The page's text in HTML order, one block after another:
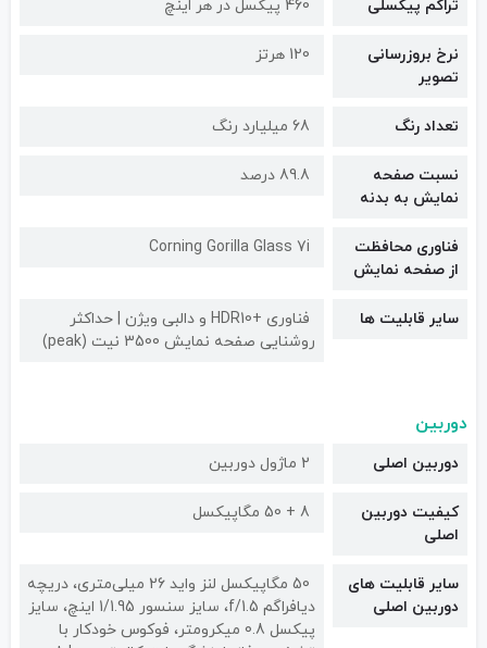
تراکم پیکسلی 460 پیکسل در هر اینچ
نرخ بروزرسانی
تصویر
120 هرتز
تعداد رنگ 68 میلیارد رنگ
نسبت صفحه
نمایش به بدنه
89.8 درصد
فناوری محافظت
از صفحه نمایش
Corning Gorilla Glass 7i
سایر قابلیت ها
فناوری +HDR10 و دالبی ویژن | حداکثر
روشنایی صفحه نمایش 3500 نیت (peak)
دوربین
دوربین اصلی 2 ماژول دوربین
کیفیت دوربین‌
اصلی
8 + 50 مگاپیکسل
سایر قابلیت های
دوربین اصلی
50 مگاپیکسل لنز واید 26 میلی‌متری، دریچه
دیافراگم f/1.5، سایز سنسور 1/1.95 اینچ، سایز
پیکسل 0.8 میکرومتر، فوکوس خودکار با